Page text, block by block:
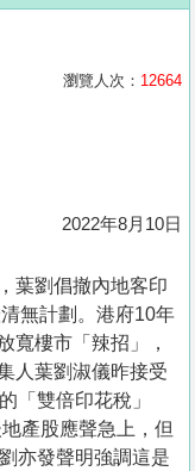
瀏覽人次： 12664
2022年8月10日
葉劉倡撤內地客印
無計劃。港府10年
寬樓市「辣招」，
人葉劉淑儀昨接受
「雙倍印花稅」
產股應聲急上，但
亦發聲明強調這是